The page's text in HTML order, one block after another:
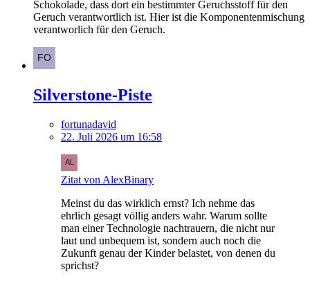
Schokolade, dass dort ein bestimmter Geruchsstoff für den
Geruch verantwortlich ist. Hier ist die Komponentenmischung
verantworlich für den Geruch.
Silverstone-Piste
fortunadavid
22. Juli 2026 um 16:58
Zitat von AlexBinary
Meinst du das wirklich ernst? Ich nehme das
ehrlich gesagt völlig anders wahr. Warum sollte
man einer Technologie nachtrauern, die nicht nur
laut und unbequem ist, sondern auch noch die
Zukunft genau der Kinder belastet, von denen du
sprichst?